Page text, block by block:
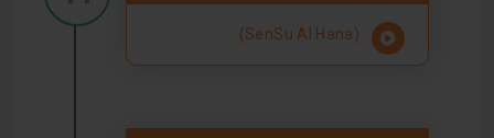
(SenSu Al Hana)